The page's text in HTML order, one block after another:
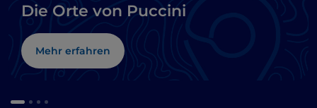
Die Orte von Puccini
Mehr erfahren